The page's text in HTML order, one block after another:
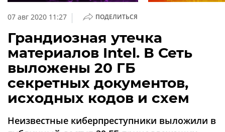
обзоры
кабинет
О
проекте
CNews
Аналитика
Конференции
07 авг 2020 11:27 | ПОДЕЛИТЬСЯ
Грандиозная утечка
материалов Intel. В Сеть
выложены 20 ГБ
секретных документов,
исходных кодов и схем
Неизвестные киберпреступники выложили в